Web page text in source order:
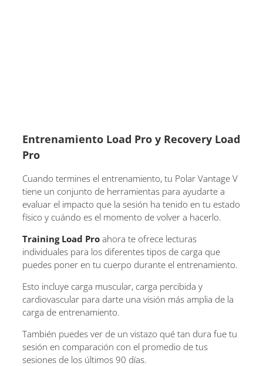
Entrenamiento Load Pro y Recovery Load
Pro
Cuando termines el entrenamiento, tu Polar Vantage V
tiene un conjunto de herramientas para ayudarte a
evaluar el impacto que la sesión ha tenido en tu estado
físico y cuándo es el momento de volver a hacerlo.
Training Load Pro ahora te ofrece lecturas
individuales para los diferentes tipos de carga que
puedes poner en tu cuerpo durante el entrenamiento.
Esto incluye carga muscular, carga percibida y
cardiovascular para darte una visión más amplia de la
carga de entrenamiento.
También puedes ver de un vistazo qué tan dura fue tu
sesión en comparación con el promedio de tus
sesiones de los últimos 90 días.